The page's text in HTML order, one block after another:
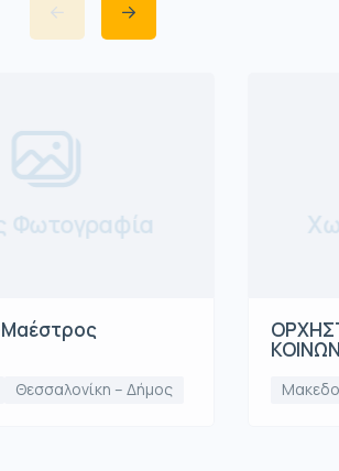
Φωτογραφία
Θεσσαλονίκη – Δήμος